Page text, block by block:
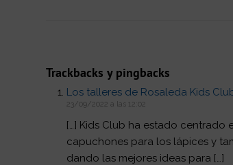
Trackbacks y pingbacks
Los talleres de Rosaleda Kids
23/09/2022 a las 12:02
[…] Kids Club ha estado centrado
capuchones para los lápices y
dando las mejores ideas para […]